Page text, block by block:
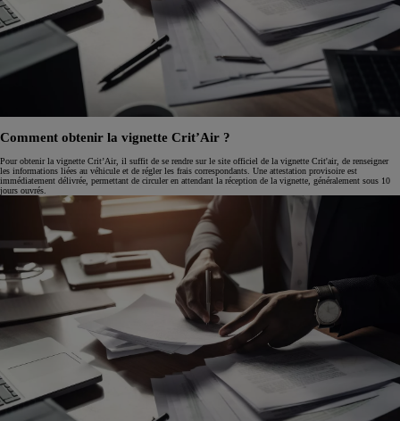
Comment obtenir la vignette Crit’Air ?
Pour obtenir la vignette Crit’Air, il suffit de se rendre sur le site officiel de la vignette Crit'air, de renseigner
les informations liées au véhicule et de régler les frais correspondants. Une attestation provisoire est
immédiatement délivrée, permettant de circuler en attendant la réception de la vignette, généralement sous 10
jours ouvrés.